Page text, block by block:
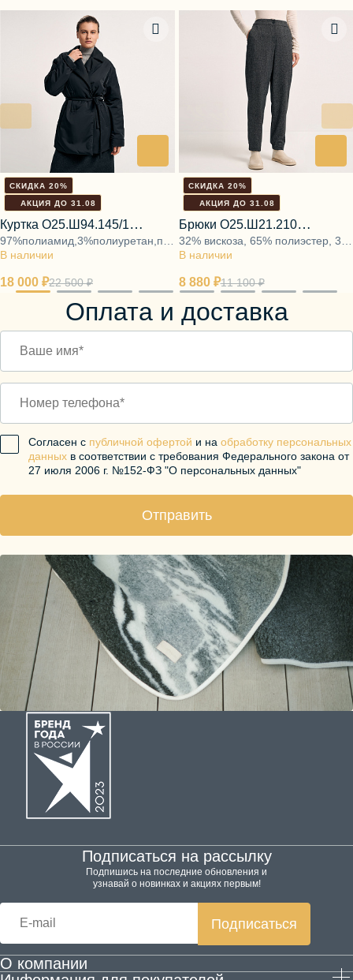
СКИДКА 20%
АКЦИЯ ДО 31.08
18 000 ₽22 500 ₽
В наличии
Куртка О25.Ш94.145/1
галактический туман
97%полиамид,3%полиуретан,подкладка
53%вискоза,47%полиэстер,утеплитель
СКИДКА 20%
АКЦИЯ ДО 31.08
8 880 ₽11 100 ₽
В наличии
Брюки О25.Ш21.210
мистический серый
32% вискоза, 65% полиэстер, 3%
эластан
Оплата и доставка
Согласен с публичной офертой и на обработку персональных
данных в соответствии с требования Федерального закона от
27 июля 2006 г. №152-ФЗ "О персональных данных"
Отправить
О компании
Подписаться на рассылку
Подпишись на последние обновления и
узнавай о новинках и акциях первым!
Подписаться